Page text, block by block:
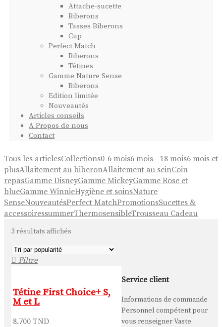
Attache-sucette
Biberons
Tasses Biberons
Cup
Perfect Match
Biberons
Tétines
Gamme Nature Sense
Biberons
Edition limitée
Nouveautés
Articles conseils
A Propos de nous
Contact
Tous les articlesCollections0-6 mois6 mois - 18 mois6 mois et
plusAllaitement au biberonAllaitement au seinCoin
repasGamme DisneyGamme MickeyGamme Rose et
blueGamme WinnieHygiène et soinsNature
SenseNouveautésPerfect MatchPromotionsSucettes &
accessoiressummerThermosensibleTrousseau Cadeau
3 résultats affichés
Tétine First Choice+ S,
M et L
8.700 TND
Service client
Informations de commande
Personnel compétent pour
vous renseigner Vaste